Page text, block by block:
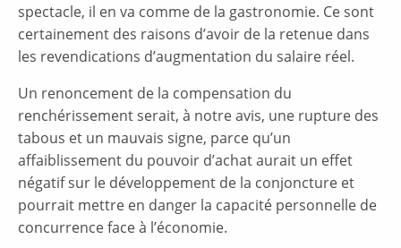
spectacle, il en va comme de la gastronomie. Ce sont
certainement des raisons d’avoir de la retenue dans
les revendications d’augmentation du salaire réel.
Un renoncement de la compensation du
renchérissement serait, à notre avis, une rupture des
tabous et un mauvais signe, parce qu’un
affaiblissement du pouvoir d’achat aurait un effet
négatif sur le développement de la conjoncture et
pourrait mettre en danger la capacité personnelle de
concurrence face à l’économie.